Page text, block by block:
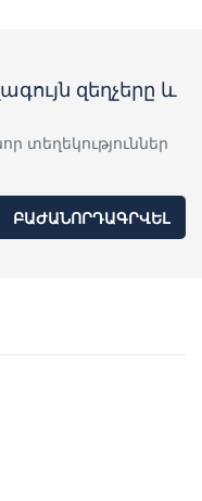
զեղչերը և
տեղեկություններ
ԲԱԺԱՆՈՐԴԱԳՐՎԵԼ